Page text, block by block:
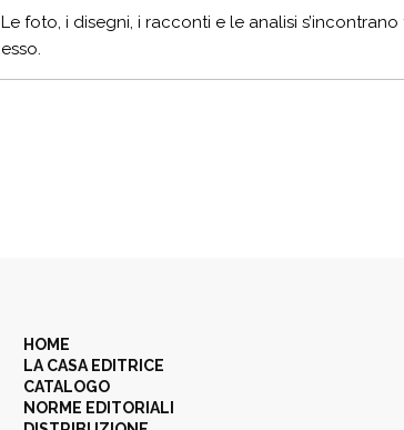
Le foto, i disegni, i racconti e le analisi
esso.
HOME
LA CASA EDITRICE
CATALOGO
NORME EDITORIALI